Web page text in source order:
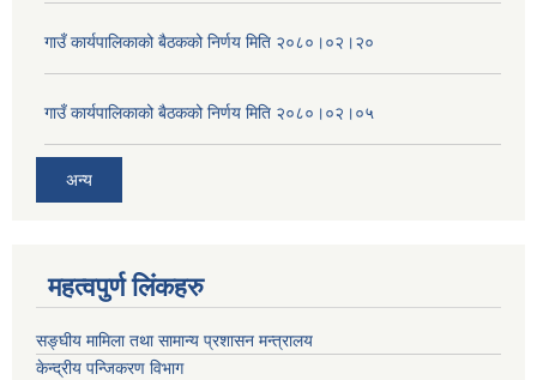
गाउँ कार्यपालिकाको बैठकको निर्णय मिति २०८०।०२।२०
गाउँ कार्यपालिकाको बैठकको निर्णय मिति २०८०।०२।०५
अन्य
महत्वपुर्ण लिंकहरु
सङ्घीय मामिला तथा सामान्य प्रशासन मन्त्रालय
केन्द्रीय पन्जिकरण विभाग